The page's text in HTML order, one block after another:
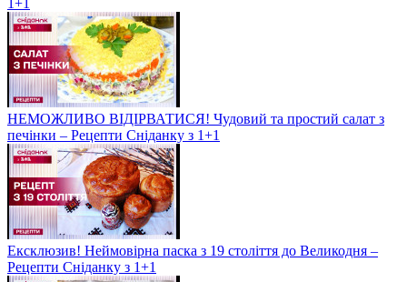
НЕМОЖЛИВО ВІДІРВАТИСЯ! Чудовий та простий салат з
печінки – Рецепти Сніданку з 1+1
Ексклюзив! Неймовірна паска з 19 століття до Великодня –
Рецепти Сніданку з 1+1